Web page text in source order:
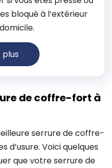
bloqué à l’extérieur
plus
de coffre-fort à
serrure de coffre-
d’usure. Voici quelques
que votre serrure de